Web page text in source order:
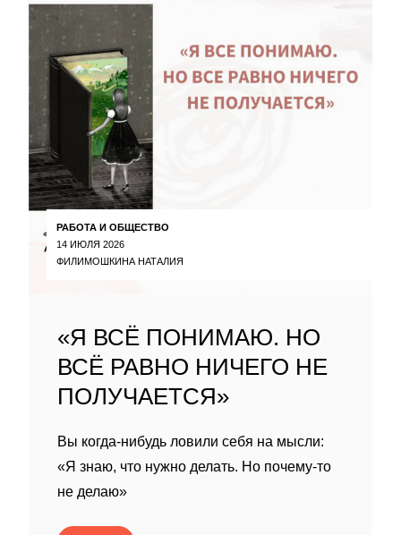
РАБОТА И ОБЩЕСТВО
14 ИЮЛЯ 2026
ФИЛИМОШКИНА НАТАЛИЯ
«Я ВСЁ ПОНИМАЮ. НО
ВСЁ РАВНО НИЧЕГО НЕ
ПОЛУЧАЕТСЯ»
Вы когда-нибудь ловили себя на мысли:
«Я знаю, что нужно делать. Но почему-то
не делаю»